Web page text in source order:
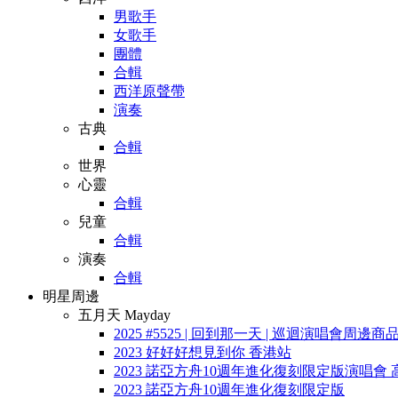
男歌手
女歌手
團體
合輯
西洋原聲帶
演奏
古典
合輯
世界
心靈
合輯
兒童
合輯
演奏
合輯
明星周邊
五月天 Mayday
2025 #5525 | 回到那一天 | 巡迴演唱會周邊商品
2023 好好好想見到你 香港站
2023 諾亞方舟10週年進化復刻限定版演唱會
2023 諾亞方舟10週年進化復刻限定版